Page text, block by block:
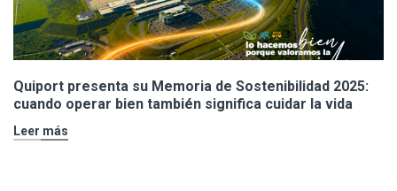
Quiport presenta su Memoria de Sostenibilidad 2025:
cuando operar bien también significa cuidar la vida
Leer más